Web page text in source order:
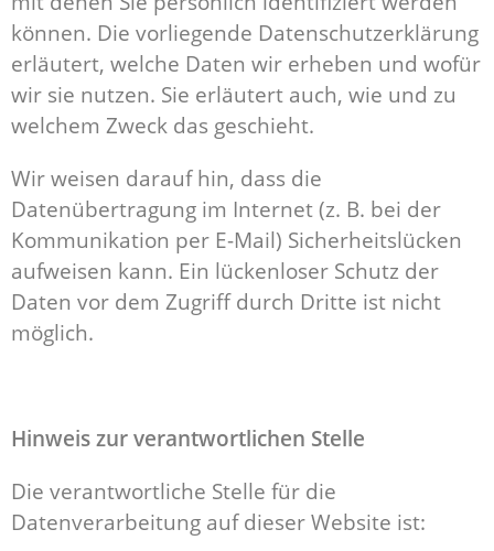
können. Die vorliegende Datenschutzerklärung
erläutert, welche Daten wir erheben und wofür
wir sie nutzen. Sie erläutert auch, wie und zu
welchem Zweck das geschieht.
Wir weisen darauf hin, dass die
Datenübertragung im Internet (z. B. bei der
Kommunikation per E-Mail) Sicherheitslücken
aufweisen kann. Ein lückenloser Schutz der
Daten vor dem Zugriff durch Dritte ist nicht
möglich.
Hinweis zur verantwortlichen Stelle
Die verantwortliche Stelle für die
Datenverarbeitung auf dieser Website ist: